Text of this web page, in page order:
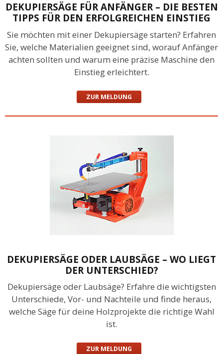
DEKUPIERSÄGE FÜR ANFÄNGER – DIE BESTEN
TIPPS FÜR DEN ERFOLGREICHEN EINSTIEG
Sie möchten mit einer Dekupiersäge starten? Erfahren
Sie, welche Materialien geeignet sind, worauf Anfänger
achten sollten und warum eine präzise Maschine den
Einstieg erleichtert.
ZUR MELDUNG
DEKUPIERSÄGE ODER LAUBSÄGE – WO LIEGT
DER UNTERSCHIED?
Dekupiersäge oder Laubsäge? Erfahre die wichtigsten
Unterschiede, Vor- und Nachteile und finde heraus,
welche Säge für deine Holzprojekte die richtige Wahl
ist.
ZUR MELDUNG